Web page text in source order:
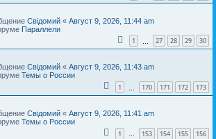
Свідомий « Август 9, 2026, 11:44 am
Параллели
1 27 28 29 30
Свідомий « Август 9, 2026, 11:43 am
Темы о России
1 170 171 172 173
Свідомий « Август 9, 2026, 11:41 am
Темы о России
1 … 153 154 155 156